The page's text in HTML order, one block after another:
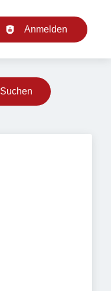
Anmelden
Suchen